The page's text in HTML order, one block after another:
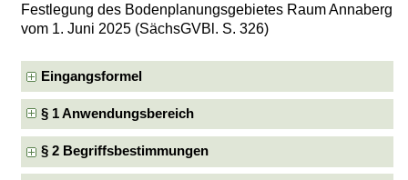
Festlegung des Bodenplanungsgebietes Raum Annaberg
vom 1. Juni 2025 (SächsGVBl. S. 326)
Eingangsformel
§ 1 Anwendungsbereich
§ 2 Begriffsbestimmungen